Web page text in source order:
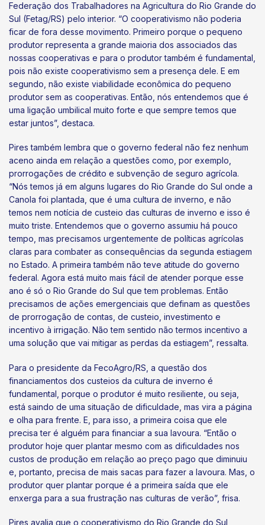
Federação dos Trabalhadores na Agricultura do Rio Grande do
Sul (Fetag/RS) pelo interior. “O cooperativismo não poderia
ficar de fora desse movimento. Primeiro porque o pequeno
produtor representa a grande maioria dos associados das
nossas cooperativas e para o produtor também é fundamental,
pois não existe cooperativismo sem a presença dele. E em
segundo, não existe viabilidade econômica do pequeno
produtor sem as cooperativas. Então, nós entendemos que é
uma ligação umbilical muito forte e que sempre temos que
estar juntos”, destaca.
Pires também lembra que o governo federal não fez nenhum
aceno ainda em relação a questões como, por exemplo,
prorrogações de crédito e subvenção de seguro agrícola.
“Nós temos já em alguns lugares do Rio Grande do Sul onde a
Canola foi plantada, que é uma cultura de inverno, e não
temos nem notícia de custeio das culturas de inverno e isso é
muito triste. Entendemos que o governo assumiu há pouco
tempo, mas precisamos urgentemente de políticas agrícolas
claras para combater as consequências da segunda estiagem
no Estado. A primeira também não teve atitude do governo
federal. Agora está muito mais fácil de atender porque esse
ano é só o Rio Grande do Sul que tem problemas. Então
precisamos de ações emergenciais que definam as questões
de prorrogação de contas, de custeio, investimento e
incentivo à irrigação. Não tem sentido não termos incentivo a
uma solução que vai mitigar as perdas da estiagem”, ressalta.
Para o presidente da FecoAgro/RS, a questão dos
financiamentos dos custeios da cultura de inverno é
fundamental, porque o produtor é muito resiliente, ou seja,
está saindo de uma situação de dificuldade, mas vira a página
e olha para frente. E, para isso, a primeira coisa que ele
precisa ter é alguém para financiar a sua lavoura. “Então o
produtor hoje quer plantar mesmo com as dificuldades nos
custos de produção em relação ao preço pago que diminuiu
e, portanto, precisa de mais sacas para fazer a lavoura. Mas, o
produtor quer plantar porque é a primeira saída que ele
enxerga para a sua frustração nas culturas de verão”, frisa.
Pires avalia que o cooperativismo do Rio Grande do Sul